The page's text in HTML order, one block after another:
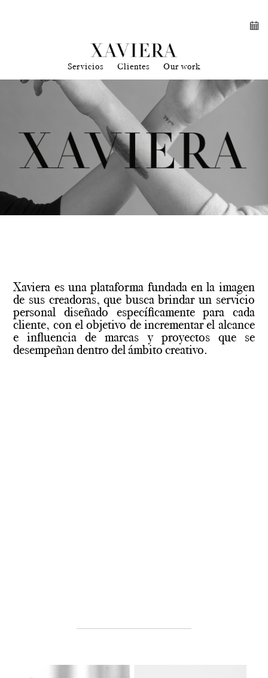
Servicios Clientes Our work
Xaviera es una plataforma fundada en la imagen
de sus creadoras, que busca brindar un servicio
personal diseñado específicamente para cada
cliente, con el objetivo de incrementar el alcance
e influencia de marcas y proyectos que se
desempeñan dentro del ámbito creativo.